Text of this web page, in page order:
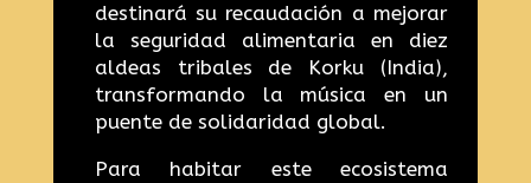
destinará su recaudación a mejorar
la seguridad alimentaria en diez
aldeas tribales de Korku (India),
transformando la música en un
puente de solidaridad global.
Para habitar este ecosistema